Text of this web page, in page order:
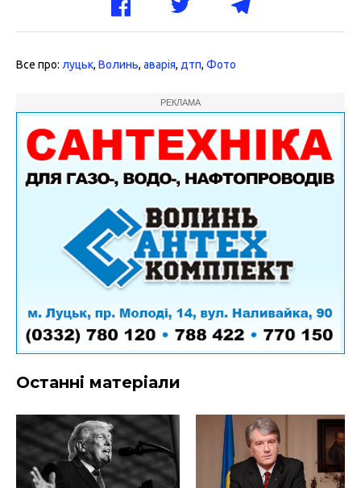
Все про: луцьк, Волинь, аварія, дтп, Фото
РЕКЛАМА
Останні матеріали